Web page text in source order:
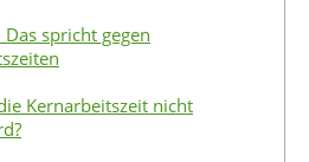
Das spricht gegen
Kernarbeitszeit nicht